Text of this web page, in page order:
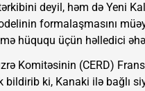
deyil, həm də Yeni
formalaşmasını
hüququ üçün həlledici
Komitəsinin (CERD)
ki, Kanaki ilə bağlı